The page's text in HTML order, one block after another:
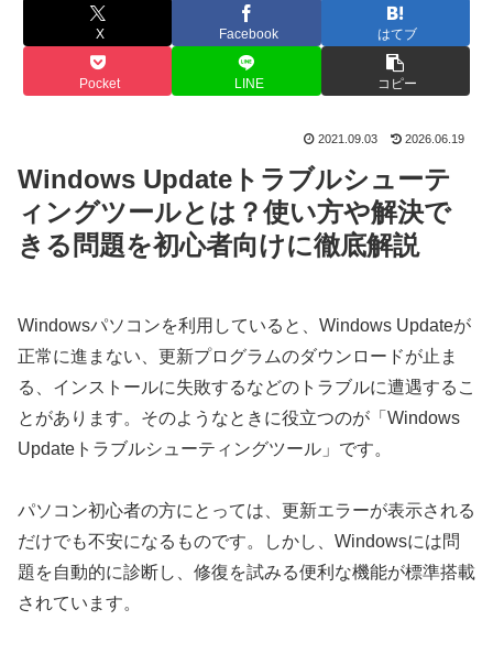
X Facebook はてブ
Pocket LINE コピー
2021.09.03 2026.06.19
Windows Updateトラブルシューテ
ィングツールとは？使い方や解決で
きる問題を初心者向けに徹底解説
Windowsパソコンを利用していると、Windows Updateが
正常に進まない、更新プログラムのダウンロードが止ま
る、インストールに失敗するなどのトラブルに遭遇するこ
とがあります。そのようなときに役立つのが「Windows
Updateトラブルシューティングツール」です。
パソコン初心者の方にとっては、更新エラーが表示される
だけでも不安になるものです。しかし、Windowsには問
題を自動的に診断し、修復を試みる便利な機能が標準搭載
されています。